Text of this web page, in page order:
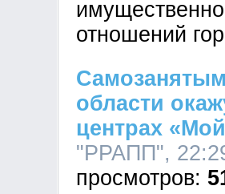
отношений
области
центрах
"РРАПП",